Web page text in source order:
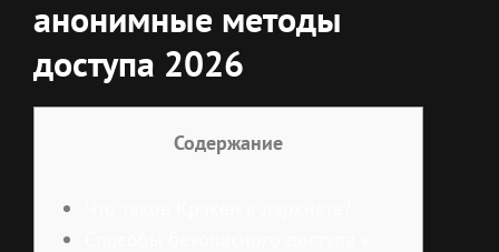
анонимные методы
доступа 2026
Содержание